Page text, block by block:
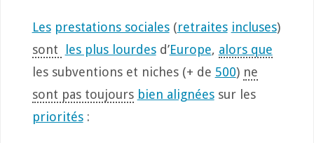
Les prestations sociales(retraites incluses)
sont
les plus lourdesd’Europe, alors que
les subventions et niches (+ de 500) ne
sont pas toujours bien alignéessur les
priorités: